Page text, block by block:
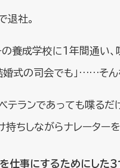
退社。
養成学校に1年間通い
婚式の司会でも」……そん
テランであっても喋る
持ちしながらナレーター
を仕事にするためにした